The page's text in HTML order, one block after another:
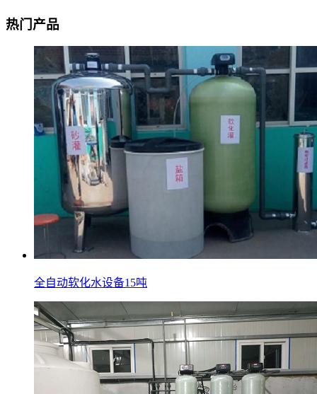
热门产品
全自动软化水设备15吨